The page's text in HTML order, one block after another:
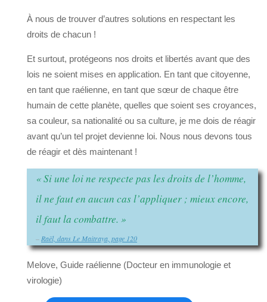
À nous de trouver d’autres solutions en respectant les
droits de chacun !
Et surtout, protégeons nos droits et libertés avant que des
lois ne soient mises en application. En tant que citoyenne,
en tant que raélienne, en tant que sœur de chaque être
humain de cette planète, quelles que soient ses croyances,
sa couleur, sa nationalité ou sa culture, je me dois de réagir
avant qu’un tel projet devienne loi. Nous nous devons tous
de réagir et dès maintenant !
« Si une loi ne respecte pas les droits de l’homme,
il ne faut en aucun cas l’appliquer ; mieux encore,
il faut la combattre. »
– Raël, dans Le Maitraya, page 120
Melove, Guide raélienne (Docteur en immunologie et
virologie)